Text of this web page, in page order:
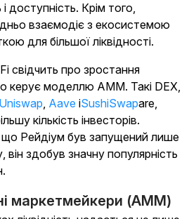
доступність. Крім того,
взаємодіє з екосистемою
для більшої ліквідності.
свідчить про зростання
керує моделлю AMM. Такі DEX,
Uniswap, Aave іSushiSwapare,
кількість інвесторів.
Рейдіум був запущений лише
здобув значну популярність
маркетмейкери (AMM)